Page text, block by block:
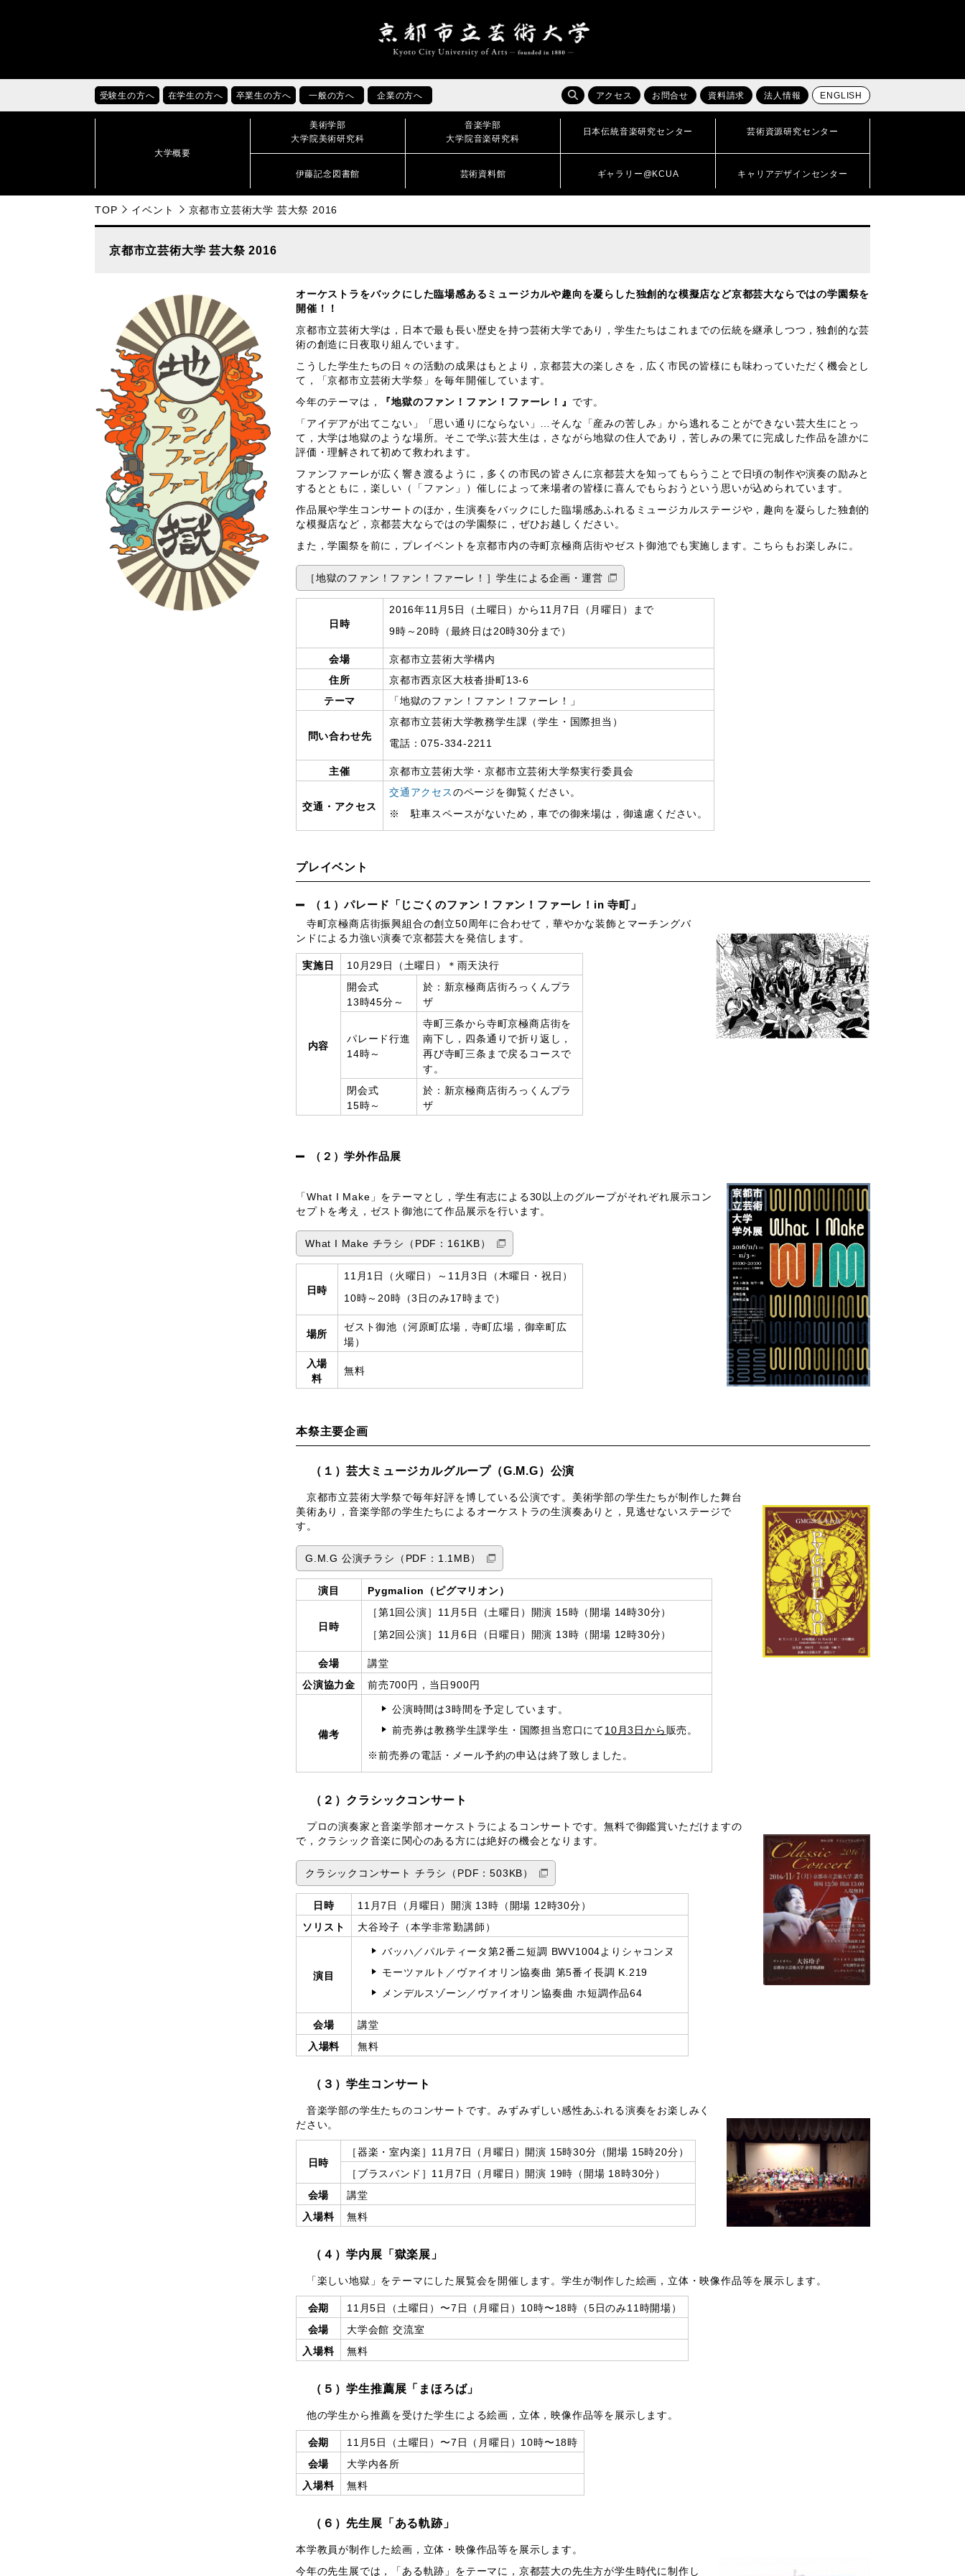
受験生の方へ 在学生の方へ 卒業生の方へ 一般の方へ 企業の方へ アクセス お問合せ 資料請求 法人情報 ENGLISH
大学概要
美術学部
大学院美術研究科
音楽学部
大学院音楽研究科
日本伝統音楽研究センター 芸術資源研究センター
伊藤記念図書館 芸術資料館 ギャラリー@KCUA キャリアデザインセンター
TOP イベント 京都市立芸術大学 芸大祭 2016
京都市立芸術大学 芸大祭 2016
オーケストラをバックにした臨場感あるミュージカルや趣向を凝らした独創的な模擬店など京都芸大ならではの学園祭を
開催！！
京都市立芸術大学は，日本で最も長い歴史を持つ芸術大学であり，学生たちはこれまでの伝統を継承しつつ，独創的な芸
術の創造に日夜取り組んでいます。
こうした学生たちの日々の活動の成果はもとより，京都芸大の楽しさを，広く市民の皆様にも味わっていただく機会とし
て，「京都市立芸術大学祭」を毎年開催しています。
今年のテーマは，
『地獄のファン！ファン！ファーレ！』 です。
「アイデアが出てこない」「思い通りにならない」…そんな「産みの苦しみ」から逃れることができない芸大生にとっ
て，大学は地獄のような場所。そこで学ぶ芸大生は，さながら地獄の住人であり，苦しみの果てに完成した作品を誰かに
評価・理解されて初めて救われます。
ファンファーレが広く響き渡るように，多くの市民の皆さんに京都芸大を知ってもらうことで日頃の制作や演奏の励みと
するとともに，楽しい（「ファン」）催しによって来場者の皆様に喜んでもらおうという思いが込められています。
作品展や学生コンサートのほか，生演奏をバックにした臨場感あふれるミュージカルステージや，趣向を凝らした独創的
な模擬店など，京都芸大ならではの学園祭に，ぜひお越しください。
また，学園祭を前に，プレイベントを京都市内の寺町京極商店街やゼスト御池でも実施します。こちらもお楽しみに。
［地獄のファン！ファン！ファーレ！］学生による企画・運営
日時
2016年11月5日（土曜日）から11月7日（月曜日）まで
9時～20時（最終日は20時30分まで）
会場
京都市立芸術大学構内
住所
京都市西京区大枝沓掛町13-6
テーマ
「地獄のファン！ファン！ファーレ！」
問い合わせ先
京都市立芸術大学教務学生課（学生・国際担当）
電話：075-334-2211
主催 京都市立芸術大学・京都市立芸術大学祭実行委員会
交通・アクセス
交通アクセス のページを御覧ください。
※ 駐車スペースがないため，車での御来場は，御遠慮ください。
プレイベント
（１）パレード「じごくのファン！ファン！ファーレ！in 寺町」
寺町京極商店街振興組合の創立50周年に合わせて，華やかな装飾とマーチングバ
ンドによる力強い演奏で京都芸大を発信します。
実施日 10月29日（土曜日）＊雨天決行
内容
開会式
13時45分～
於：新京極商店街ろっくんプラ
ザ
パレード行進
14時～
寺町三条から寺町京極商店街を
南下し，四条通りで折り返し，
再び寺町三条まで戻るコースで
す。
閉会式
15時～
於：新京極商店街ろっくんプラ
ザ
（２）学外作品展
「What I Make」をテーマとし，学生有志による30以上のグループがそれぞれ展示コン
セプトを考え，ゼスト御池にて作品展示を行います。
What I Make チラシ（PDF：161KB）
日時
11月1日（火曜日）～11月3日（木曜日・祝日）
10時～20時（3日のみ17時まで）
場所
ゼスト御池（河原町広場，寺町広場，御幸町広
場）
入場
料
無料
本祭主要企画
（１）芸大ミュージカルグループ（G.M.G）公演
京都市立芸術大学祭で毎年好評を博している公演です。美術学部の学生たちが制作した舞台
美術あり，音楽学部の学生たちによるオーケストラの生演奏ありと，見逃せないステージで
す。
G.M.G 公演チラシ（PDF：1.1MB）
演目 Pygmalion（ピグマリオン）
日時
［第1回公演］11月5日（土曜日）開演 15時（開場 14時30分）
［第2回公演］11月6日（日曜日）開演 13時（開場 12時30分）
会場
講堂
公演協力金
前売700円，当日900円
備考
公演時間は3時間を予定しています。
前売券は教務学生課学生・国際担当窓口にて10月3日から販売。
※前売券の電話・メール予約の申込は終了致しました。
（２）クラシックコンサート
プロの演奏家と音楽学部オーケストラによるコンサートです。無料で御鑑賞いただけますの
で，クラシック音楽に関心のある方には絶好の機会となります。
クラシックコンサート チラシ（PDF：503KB）
日時
11月7日（月曜日）開演 13時（開場 12時30分）
ソリスト
大谷玲子（本学非常勤講師）
演目
バッハ／パルティータ第2番ニ短調 BWV1004よりシャコンヌ
モーツァルト／ヴァイオリン協奏曲 第5番イ長調 K.219
メンデルスゾーン／ヴァイオリン協奏曲 ホ短調作品64
会場
講堂
入場料
無料
（３）学生コンサート
音楽学部の学生たちのコンサートです。みずみずしい感性あふれる演奏をお楽しみく
ださい。
日時
［器楽・室内楽］11月7日（月曜日）開演 15時30分（開場 15時20分）
［ブラスバンド］11月7日（月曜日）開演 19時（開場 18時30分）
会場
講堂
入場料
無料
（４）学内展「獄楽展」
「楽しい地獄」をテーマにした展覧会を開催します。学生が制作した絵画，立体・映像作品等を展示します。
会期
11月5日（土曜日）〜7日（月曜日）10時〜18時（5日のみ11時開場）
会場
大学会館 交流室
入場料
無料
（５）学生推薦展「まほろば」
他の学生から推薦を受けた学生による絵画，立体，映像作品等を展示します。
会期
11月5日（土曜日）〜7日（月曜日）10時〜18時
会場
大学内各所
入場料
無料
（６）先生展「ある軌跡」
本学教員が制作した絵画，立体・映像作品等を展示します。
今年の先生展では，「ある軌跡」をテーマに，京都芸大の先生方が学生時代に制作し